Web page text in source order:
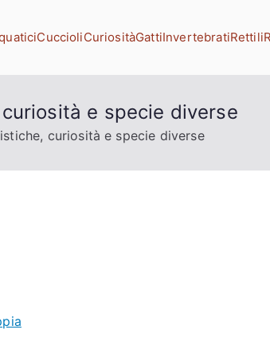
CuccioliCuriositàGattiInvertebratiRettili
e specie diverse
curiosità e specie diverse